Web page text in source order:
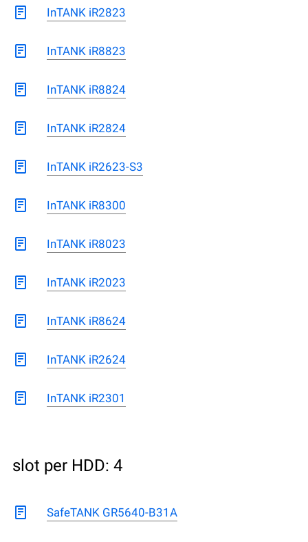
InTANK iR2823
InTANK iR8823
InTANK iR8824
InTANK iR2824
InTANK iR2623-S3
InTANK iR8300
InTANK iR8023
InTANK iR2023
InTANK iR8624
InTANK iR2624
InTANK iR2301
slot per HDD: 4
SafeTANK GR5640-B31A